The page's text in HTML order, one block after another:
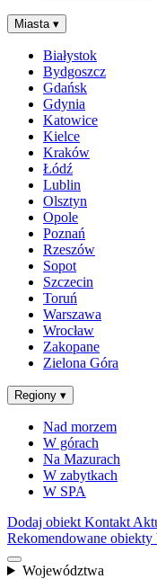
Miasta ▾
Białystok
Bydgoszcz
Gdańsk
Gdynia
Katowice
Kielce
Kraków
Łódź
Lublin
Olsztyn
Opole
Poznań
Rzeszów
Sopot
Szczecin
Toruń
Warszawa
Wrocław
Zakopane
Zielona Góra
Regiony ▾
Nad morzem
W górach
Na Mazurach
W zabytkach
W SPA
Dodaj obiekt Kontakt
Rekomendowane obiekty
Województwa